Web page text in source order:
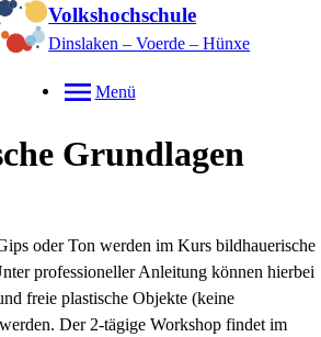
Volkshochschule
Dinslaken – Voerde – Hünxe
Menü
Grundlagen
oder Ton werden im Kurs bildhauerische
professioneller Anleitung können hierbei
freie plastische Objekte (keine
Der 2-tägige Workshop findet im